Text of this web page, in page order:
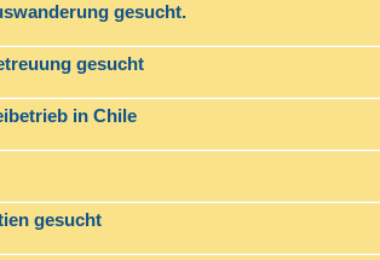
gesucht.
gesucht
in Chile
gesucht